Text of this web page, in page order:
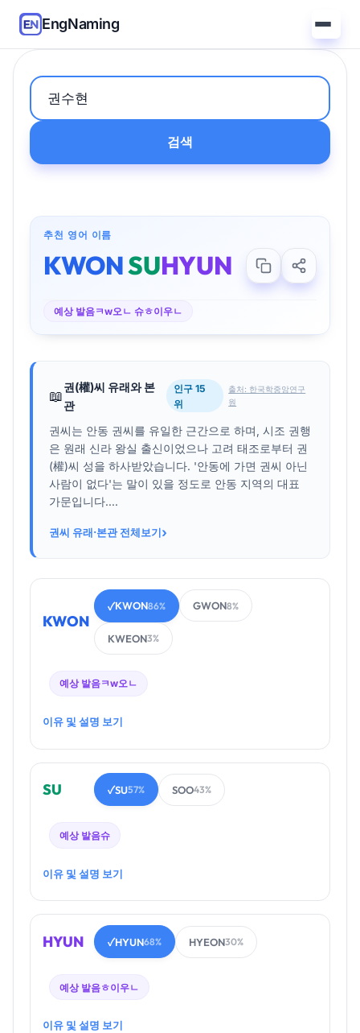
EngNaming
검색
추천 영어 이름
KWONSUHYUN
예상 발음ㅋw오ㄴ 슈ㅎ이우ㄴ
📖
권(權)씨 유래와 본
관
인구 15
위
출처: 한국학중앙연구
원
권씨는 안동 권씨를 유일한 근간으로 하며, 시조 권행
은 원래 신라 왕실 출신이었으나 고려 태조로부터 권
(權)씨 성을 하사받았습니다. '안동에 가면 권씨 아닌
사람이 없다'는 말이 있을 정도로 안동 지역의 대표
가문입니다....
권씨 유래·본관 전체보기›
KWON
✓KWON86% GWON8%
KWEON3%
예상 발음ㅋw오ㄴ
이유 및 설명 보기
SU ✓SU57% SOO43%
예상 발음슈
이유 및 설명 보기
HYUN ✓HYUN68% HYEON30%
예상 발음ㅎ이우ㄴ
이유 및 설명 보기